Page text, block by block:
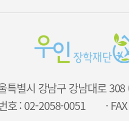
특별시 강남구 강남대로
호 : 02-2058-0051
·